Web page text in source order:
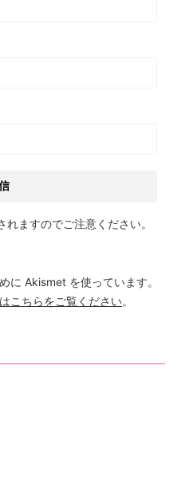
ますのでご注意ください。
に Akismet を使っています。
こちらをご覧ください。